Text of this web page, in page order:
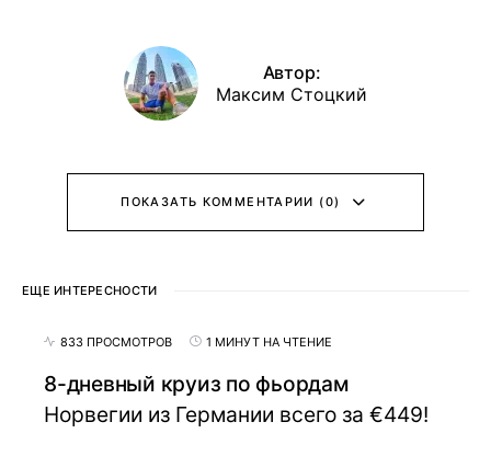
Автор:
Максим Стоцкий
ПОКАЗАТЬ КОММЕНТАРИИ (0)
ЕЩЕ ИНТЕРЕСНОСТИ
833 ПРОСМОТРОВ 1 МИНУТ НА ЧТЕНИЕ
8-дневный круиз по фьордам
Норвегии из Германии всего за €449!